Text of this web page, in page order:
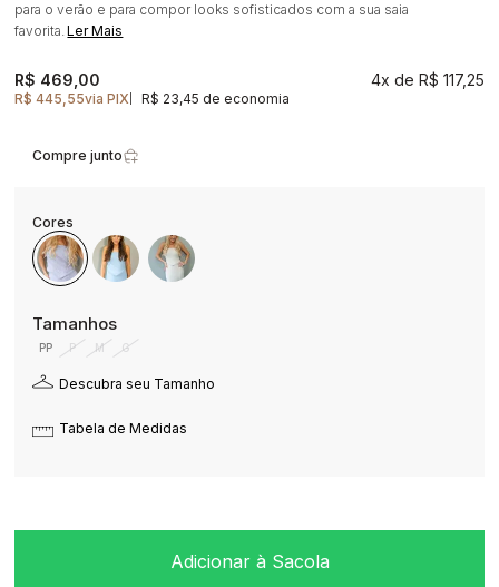
para o verão e para compor looks sofisticados com a sua saia
favorita.Ler Mais
R$ 445,55via PIX R$ 23,45 de economia
R$ 469,00 4x R$ 117,25
Compre junto
PP P M G
Descubra seu Tamanho
Tabela de Medidas
Adicionar à Sacola